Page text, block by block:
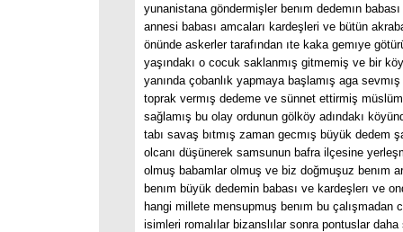
yunanistana göndermişler benım dedemın
annesi babası amcaları kardeşleri ve bütün
önünde askerler tarafından ıte kaka gemıye
yaşındakı o cocuk saklanmış gitmemiş ve bir köy
yanında çobanlık yapmaya başlamış aga sevmış
toprak vermış dedeme ve sünnet ettirmiş
sağlamış bu olay ordunun gölköy adındakı
tabı savaş bıtmış zaman gecmış büyük dedem
olcanı düşünerek samsunun bafra ilçesine
olmuş babamlar olmuş ve biz doğmuşuz benım
benım büyük dedemin babası ve kardeşlerı ve
hangi millete mensupmuş benım bu çalışmadan
isimleri romalılar bizanslılar sonra pontuslar daha